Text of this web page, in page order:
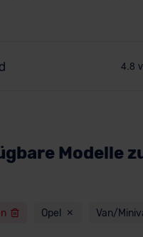
Modelle
Opel Van/